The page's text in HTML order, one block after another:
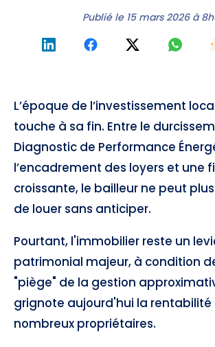
Publié le 15 mars 2026 à
L’époque de l’investissement
touche à sa fin. Entre le
Diagnostic de Performance
l’encadrement des loyers et une
croissante, le bailleur ne peut
de louer sans anticiper.
Pourtant, l'immobilier reste un
patrimonial majeur, à condition
"piège" de la gestion
grignote aujourd'hui la
nombreux propriétaires.